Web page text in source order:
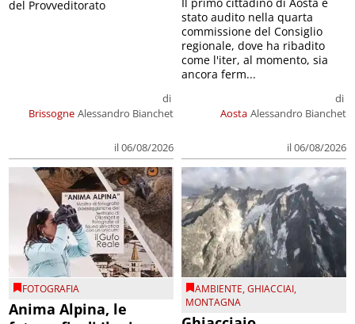
Brissogne
di
Alessandro Bianchet
il 06/08/2026
del Provveditorato
Aosta
di
Alessandro Bianchet
il 06/08/2026
Il primo cittadino di Aosta è
stato audito nella quarta
commissione del Consiglio
regionale, dove ha ribadito
come l'iter, al momento, sia
ancora ferm...
FOTOGRAFIA
Anima Alpina, le
AMBIENTE,GHIACCIAI,
MONTAGNA